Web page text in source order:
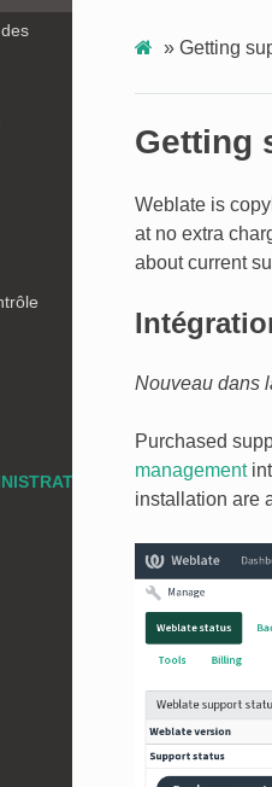
» Getting
Getting
Weblate is
at no extra
about current
Nouveau dans
Purchased
management
installation are